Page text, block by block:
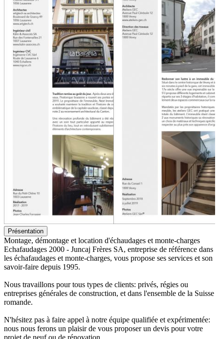
Présentation
Montage, démontage et location d'échaudages et monte-charges
Echafaudages 2000 - Juncaj Frères SA, entreprise de référence dans
les échafaudages et monte-charges, vous propose ses services et son
savoir-faire depuis 1995.
Nous travaillons pour tous types de clients: privés, régies ou
entreprises générales de construction, et dans l'ensemble de la Suisse
romande.
N'hésitez pas à faire appel à notre équipe qualifiée et expérimentée:
nous nous ferons un plaisir de vous proposer un devis pour votre
projet de neuf ou de rénovation.